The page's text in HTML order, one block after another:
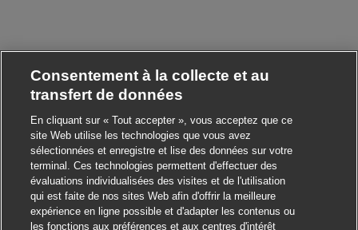
Consentement à la collecte et au
transfert de données
En cliquant sur « Tout accepter », vous acceptez que ce
site Web utilise les technologies que vous avez
sélectionnées et enregistre et lise des données sur votre
terminal. Ces technologies permettent d'effectuer des
évaluations individualisées des visites et de l'utilisation
qui est faite de nos sites Web afin d'offrir la meilleure
expérience en ligne possible et d'adapter les contenus ou
les fonctions aux préférences et aux centres d'intérêt